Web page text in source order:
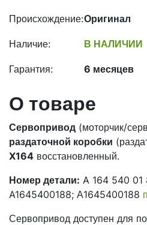
Происхождение:Оригинал
Наличие: В НАЛИЧИИ
Гарантия: 6 месяцев
О товаре
Сервопривод (моторчик/
раздаточной коробки
X164 восстановленный.
Номер детали: A 164 540
A1645400188; А1645400188
Сервопривод доступен для